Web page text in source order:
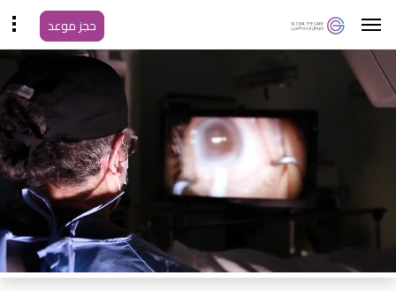
حجز موعد